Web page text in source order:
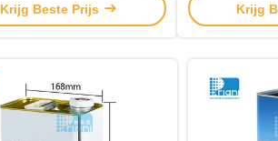
Krijg Beste Prijs
Krijg